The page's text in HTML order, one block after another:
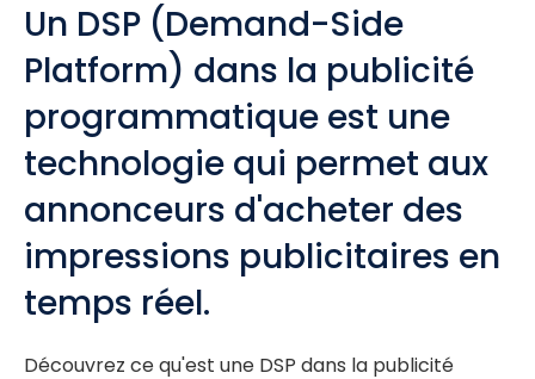
Un DSP (Demand-Side
Platform) dans la publicité
programmatique est une
technologie qui permet aux
annonceurs d'acheter des
impressions publicitaires en
temps réel.
Découvrez ce qu'est une DSP dans la publicité